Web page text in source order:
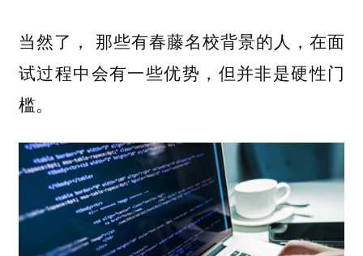
当然了， 那些有春藤名校背景的人，在面
试过程中会有一些优势，但并非是硬性门
槛。